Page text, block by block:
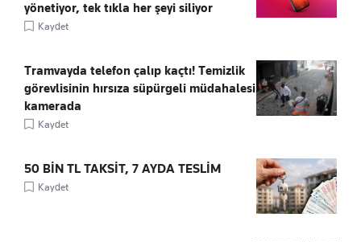
yönetiyor, tek tıkla her şeyi siliyor
Kaydet
Tramvayda telefon çalıp kaçtı! Temizlik
görevlisinin hırsıza süpürgeli müdahalesi
kamerada
Kaydet
50 BİN TL TAKSİT, 7 AYDA TESLİM
Kaydet